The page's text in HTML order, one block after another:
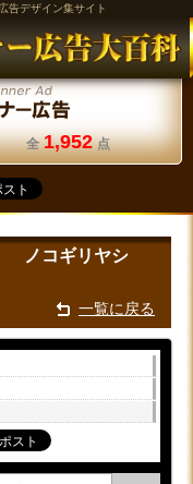
告デザイン集サイト
全 1,952 点
ノコギリヤシ
一覧に戻る